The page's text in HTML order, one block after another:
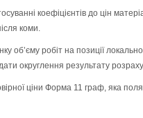
коефіцієнтів до цін
коми.
об’єму робіт на позиції
округлення результату
ціни Форма 11 граф, яка